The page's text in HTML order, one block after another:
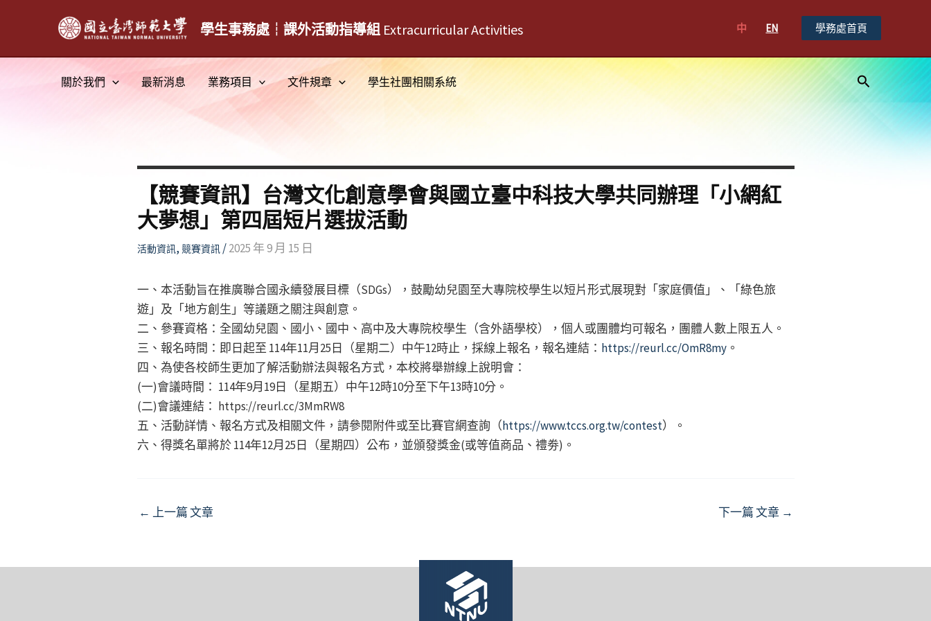
學生事務處┆課外活動指導組 Extracurricular Activities 中 EN 學務處首頁
關於我們 最新消息 業務項目 文件規章 學生社團相關系統
搜
尋
【競賽資訊】台灣文化創意學會與國立臺中科技大學共同辦理「小網紅
大夢想」第四屆短片選拔活動
活動資訊, 競賽資訊/2025 年 9 月 15 日
一、本活動旨在推廣聯合國永續發展目標（SDGs），鼓勵幼兒園至大專院校學生以短片形式展現對「家庭價值」、「綠色旅
遊」及「地方創生」等議題之關注與創意。
二、參賽資格：全國幼兒園、國小、國中、高中及大專院校學生（含外語學校），個人或團體均可報名，團體人數上限五人。
三、報名時間：即日起至 114年11月25日（星期二）中午12時止，採線上報名，報名連結： https://reurl.cc/OmR8my。
四、為使各校師生更加了解活動辦法與報名方式，本校將舉辦線上說明會：
(一)會議時間： 114年9月19日（星期五）中午12時10分至下午13時10分。
(二)會議連結： https://reurl.cc/3MmRW8
五、活動詳情、報名方式及相關文件，請參閱附件或至比賽官網查詢（https://www.tccs.org.tw/contest）。
六、得獎名單將於 114年12月25日（星期四）公布，並頒發獎金(或等值商品、禮劵)。
Post
← 上一篇 文章 下一篇 文章 →